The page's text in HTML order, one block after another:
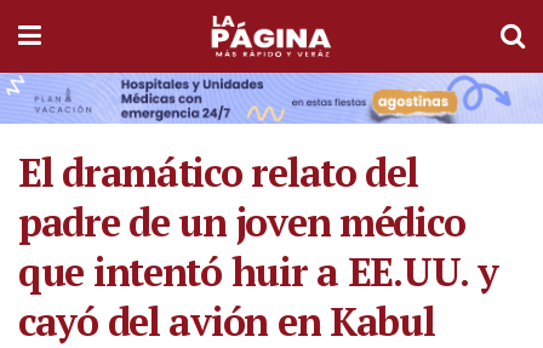
El dramático relato del
padre de un joven médico
que intentó huir a EE.UU. y
cayó del avión en Kabul